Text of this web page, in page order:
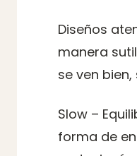
Diseños
manera
se ven
Slow –
forma de